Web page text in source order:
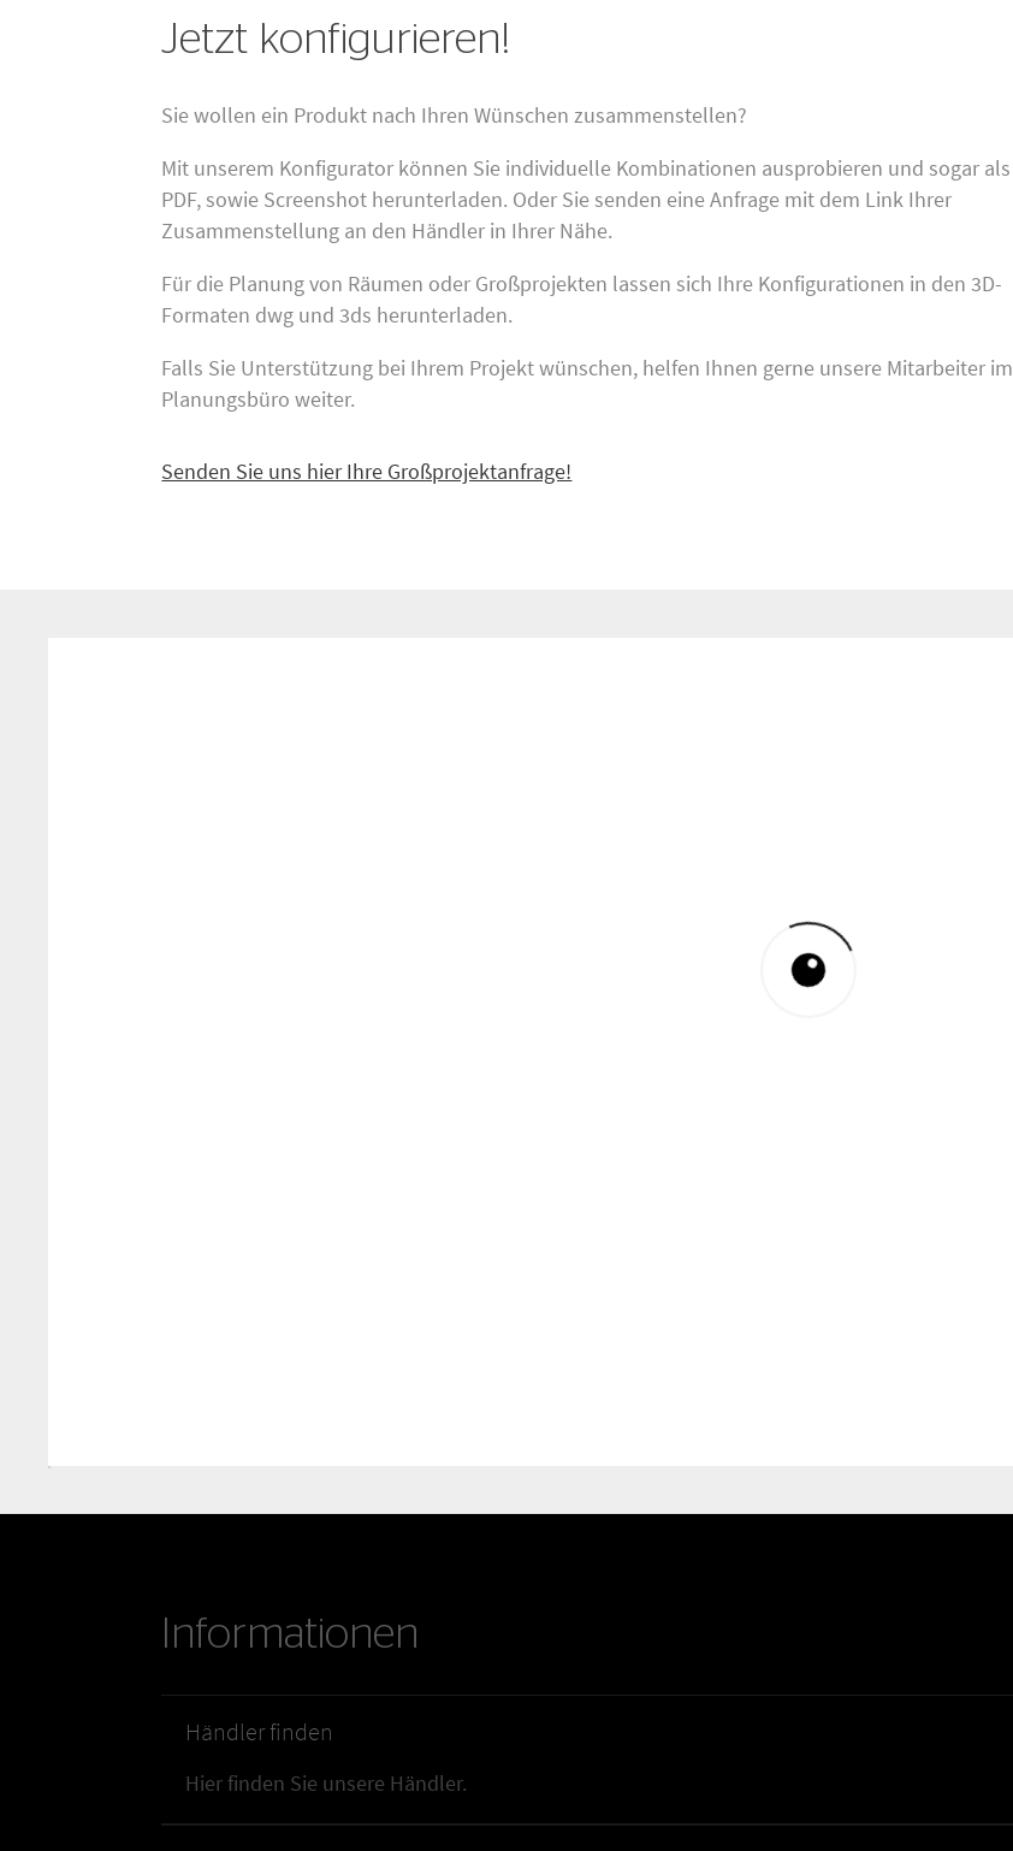
Jetzt konfigurieren!
Sie wollen ein Produkt nach Ihren Wünschen zusammenstellen?
Mit unserem Konfigurator können Sie individuelle Kombinationen ausprobieren und sogar als
PDF, sowie Screenshot herunterladen. Oder Sie senden eine Anfrage mit dem Link Ihrer
Zusammenstellung an den Händler in Ihrer Nähe.
Für die Planung von Räumen oder Großprojekten lassen sich Ihre Konfigurationen in den 3D-
Formaten dwg und 3ds herunterladen.
Falls Sie Unterstützung bei Ihrem Projekt wünschen, helfen Ihnen gerne unsere Mitarbeiter im
Planungsbüro weiter.
Senden Sie uns hier Ihre Großprojektanfrage!
Informationen
Händler finden
Hier finden Sie unsere Händler.